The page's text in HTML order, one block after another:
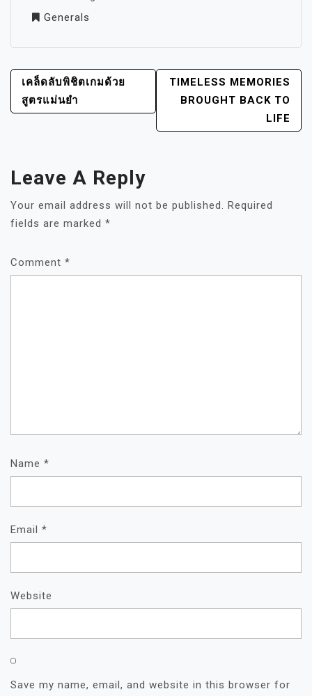
Generals
POST
NAVIGATION
เคล็ดลับพิชิตเกมด้วย
สูตรแม่นยำ
TIMELESS MEMORIES
BROUGHT BACK TO
LIFE
Leave A Reply
Your email address will not be published. Required
fields are marked *
Comment *
Name *
Email *
Website
Save my name, email, and website in this browser for